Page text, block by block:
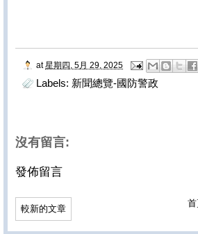
at 星期四, 5月 29, 2025
Labels: 新聞總覽-國防警政
沒有留言:
發佈留言
較新的文章